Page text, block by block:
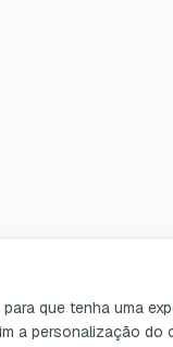
que tenha uma
a personalização